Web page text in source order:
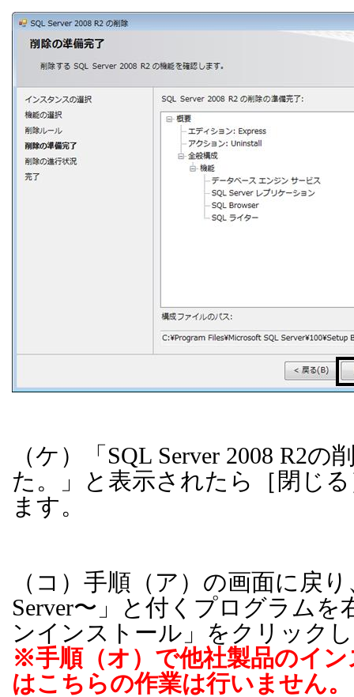
（ケ）「 SQL Server 2008 R2の
た。」と表示されたら［閉じ
ます。
（コ）手順（ア）の画面に戻
Server〜」と付くプログラムを
ンインストール」をクリック
※手順（オ）で他社製品のイ
はこちらの作業は行いません。